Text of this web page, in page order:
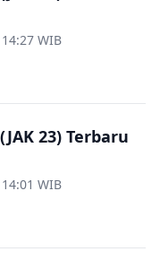
WIB
23) Terbaru
WIB